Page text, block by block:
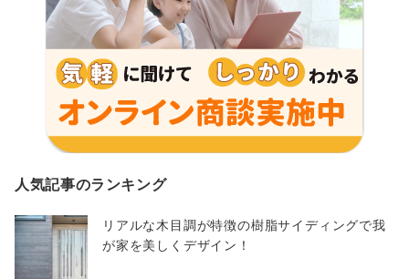
人気記事のランキング
リアルな木目調が特徴の樹脂サイディングで我
が家を美しくデザイン！